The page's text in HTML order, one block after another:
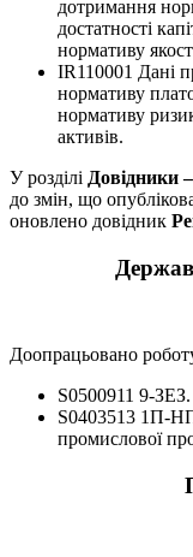
дотримання
достатності
нормативу
IR110001 Дані
нормативу
нормативу
активів.
У розділі Довідники
до змін, що
оновлено довідник
Доопрацьовано
S0500911 9-
S0403513 1П-
промислової